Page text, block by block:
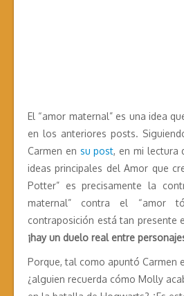
El “amor maternal” es una idea
en los anteriores posts.
Carmen en su post, en mi lectura
ideas principales del Amor que
Potter” es precisamente la
maternal” contra el “amor
contraposición está tan presente
¡hay un duelo real entre
Porque, tal como apuntó Carmen
¿alguien recuerda cómo Molly